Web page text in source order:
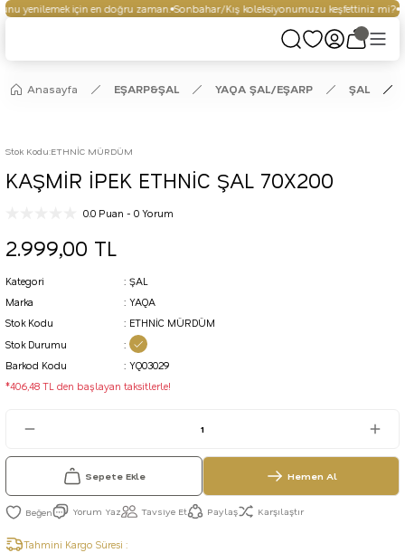
yenilemek için en doğru zaman. Sonbahar/Kış koleksiyonumuzu keşfettiniz mi?
Anasayfa EŞARP&ŞAL YAQA ŞAL/EŞARP ŞAL
Stok Kodu:ETHNİC MÜRDÜM
KAŞMİR İPEK ETHNİC ŞAL 70X200
0.0 Puan - 0 Yorum
2.999,00 TL
Kategori
ŞAL
Marka
YAQA
Stok Kodu
ETHNİC MÜRDÜM
Stok Durumu
Barkod Kodu
YQ03029
*406,48 TL den başlayan taksitlerle!
Sepete Ekle Hemen Al
Yorum Yaz Tavsiye Et Paylaş Karşılaştır
Tahmini Kargo Süresi :